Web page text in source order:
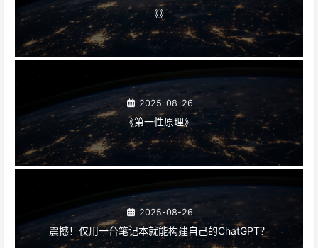
《》
2025-08-26
《第一性原理》
2025-08-26
震撼！仅用一台笔记本就能构建自己的ChatGPT？